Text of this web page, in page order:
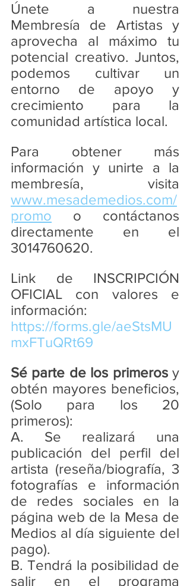
Únete a nuestra
Membresía de Artistas y
aprovecha al máximo tu
potencial creativo. Juntos,
podemos cultivar un
entorno de apoyo y
crecimiento para la
comunidad artística local.
Para obtener más
información y unirte a la
www.mesademedios.com/
promo o contáctanos
directamente en el
3014760620.
Link de INSCRIPCIÓN
OFICIAL con valores e
https://forms.gle/aeStsMU
mxFTuQRt69
Sé parte de los primeros y
obtén mayores beneficios,
(Solo para los 20
primeros):
A. Se realizará una
publicación del perfil del
artista (reseña/biografía, 3
fotografías e información
de redes sociales en la
página web de la Mesa de
Medios al día siguiente del
pago).
B. Tendrá la posibilidad de
salir en el programa